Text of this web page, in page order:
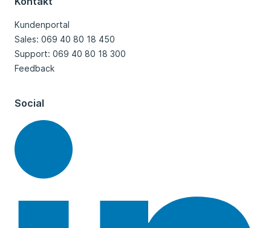
Kundenportal
Sales: 069 40 80 18 450
Support: 069 40 80 18 300
Feedback
Social